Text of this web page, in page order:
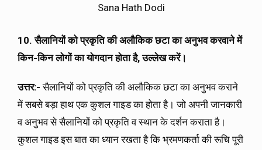
Sana Hath Dodi
10. सैलानियों को प्रकृति की अलौकिक छटा का अनुभव करवाने में
किन-किन लोगों का योगदान होता है, उल्लेख करें।
उत्तर:-सैलानियों को प्रकृति की अलौकिक छटा का अनुभव कराने
में सबसे बड़ा हाथ एक कुशल गाइड का होता है। जो अपनी जानकारी
व अनुभव से सैलानियों को प्रकृति व स्थान के दर्शन कराता है।
कुशल गाइड इस बात का ध्यान रखता है कि भ्रमणकर्ता की रूचि पूरी